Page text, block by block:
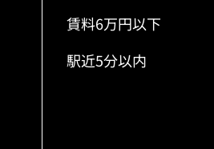
賃料6万円以下
駅近5分以内